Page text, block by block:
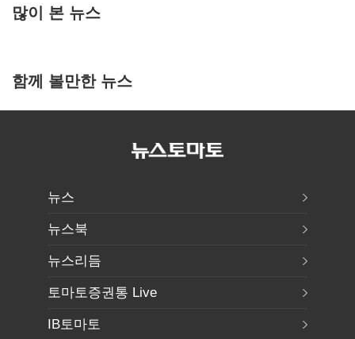
많이 본 뉴스
함께 볼만한 뉴스
뉴스
뉴스북
뉴스리듬
토마토증권통 Live
IB토마토